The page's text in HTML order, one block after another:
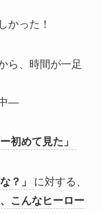
かった！
ら、時間が一足
—
初めて見た」
？」
に対する、
こんなヒーロー